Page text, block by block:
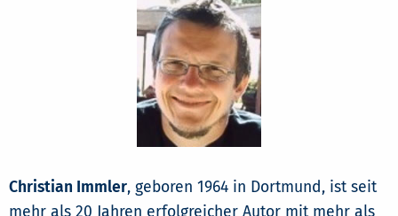
Christian Immler, geboren 1964 in Dortmund, ist seit
mehr als 20 Jahren erfolgreicher Autor mit mehr als